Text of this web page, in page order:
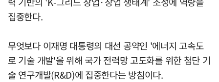
집중한다.
무엇보다 이재명 대통령의 대선 공약인 '에너지 고속도
로 기술 개발'을 위해 국가 전력망 고도화를 위한 첨단 기
술 연구개발(R&D)에 집중한다는 방침이다.